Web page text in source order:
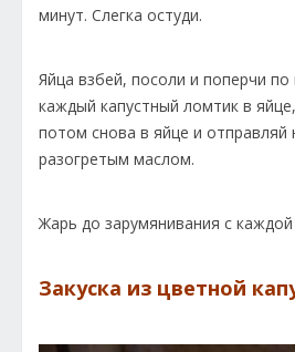
минут. Слегка остуди.
Яйца взбей, посоли и поперчи по
каждый капустный ломтик в
потом снова в яйце и отправляй
разогретым маслом.
Жарь до зарумянивания с
Закуска из цветной